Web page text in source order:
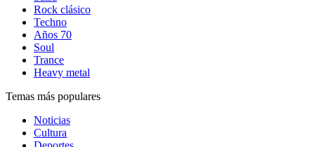
Rock clásico
Techno
Años 70
Soul
Trance
Heavy metal
Temas más populares
Noticias
Cultura